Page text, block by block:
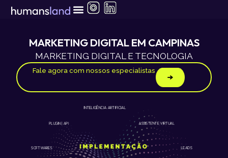
para
conteúdoMARKETING DIGITAL EM CAMPINAS
MARKETING DIGITAL E TECNOLOGIA
Fale agora com nossos especialistas
INTELIGÊNCIA ARTIFICIAL
PLUGIN | API
SOFTWARES
ASSISTENTE VIRTUAL
LEADS